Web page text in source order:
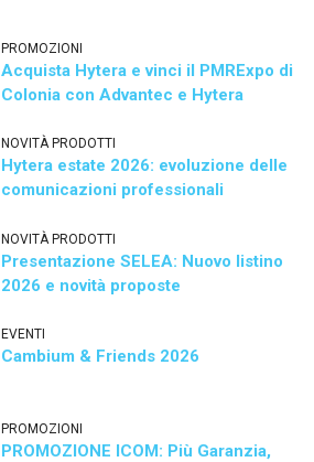
PROMOZIONI
Acquista Hytera e vinci il PMRExpo di
Colonia con Advantec e Hytera
NOVITÀ PRODOTTI
Hytera estate 2026: evoluzione delle
comunicazioni professionali
NOVITÀ PRODOTTI
Presentazione SELEA: Nuovo listino
2026 e novità proposte
EVENTI
Cambium & Friends 2026
PROMOZIONI
PROMOZIONE ICOM: Più Garanzia,